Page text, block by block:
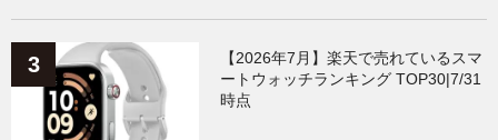
【2026年7月】楽天で売れているスマ
ートウォッチランキング TOP30|7/31
時点